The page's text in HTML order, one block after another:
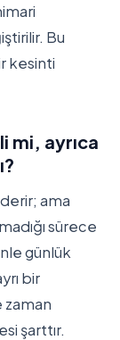
Bu
kesinti
mi, ayrıca
ama
sürece
günlük
bir
zaman
şarttır.